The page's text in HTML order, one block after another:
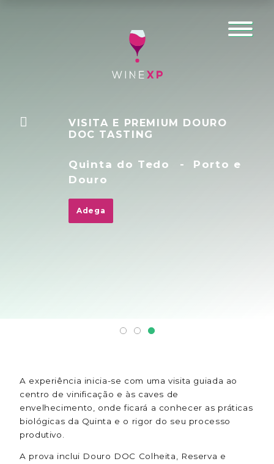
VISITA E PREMIUM DOURO
DOC TASTING
Quinta do Tedo - Porto e
Douro
Adega
A experiência inicia-se com uma visita guiada ao
centro de vinificação e às caves de
envelhecimento, onde ficará a conhecer as práticas
biológicas da Quinta e o rigor do seu processo
produtivo.
A prova inclui Douro DOC Colheita, Reserva e